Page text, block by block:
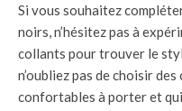
Si vous souhaitez
noirs, n’hésitez pas à
collants pour trouver le
n’oubliez pas de choisir
confortables à porter et